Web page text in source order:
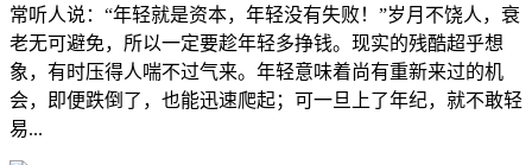
常听人说：“年轻就是资本，年轻没有失败！”岁月不饶人，衰
老无可避免，所以一定要趁年轻多挣钱。现实的残酷超乎想
象，有时压得人喘不过气来。年轻意味着尚有重新来过的机
会，即便跌倒了，也能迅速爬起；可一旦上了年纪，就不敢轻
易...